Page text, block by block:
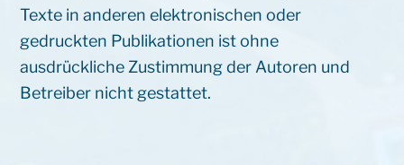
Texte in anderen elektronischen oder
gedruckten Publikationen ist ohne
ausdrückliche Zustimmung der Autoren und
Betreiber nicht gestattet.